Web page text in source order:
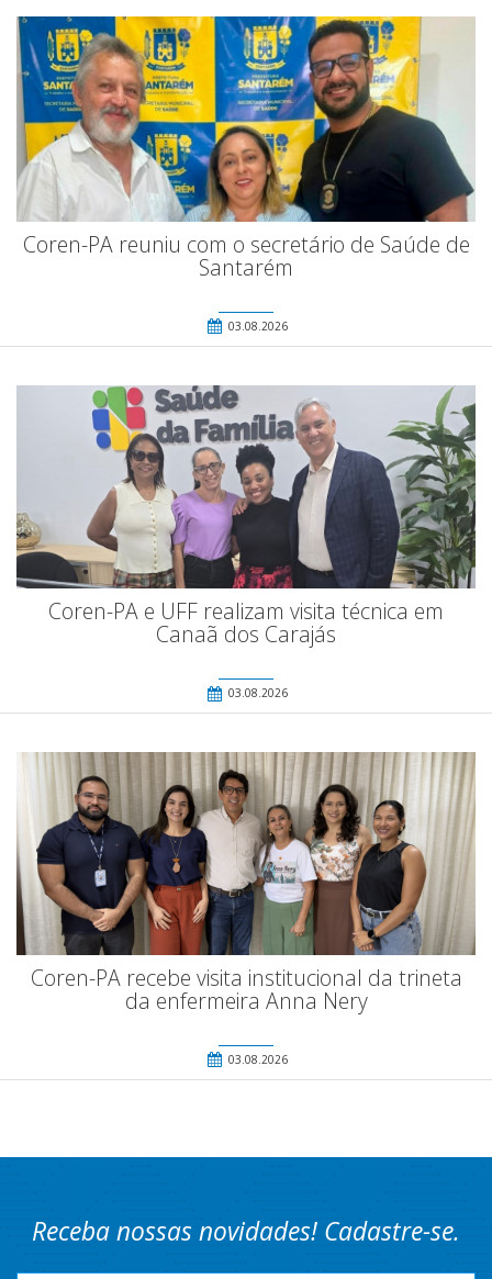
Coren-PA reuniu com o secretário de Saúde de
Santarém
03.08.2026
Coren-PA e UFF realizam visita técnica em
Canaã dos Carajás
03.08.2026
Coren-PA recebe visita institucional da trineta
da enfermeira Anna Nery
03.08.2026
Receba nossas novidades! Cadastre-se.